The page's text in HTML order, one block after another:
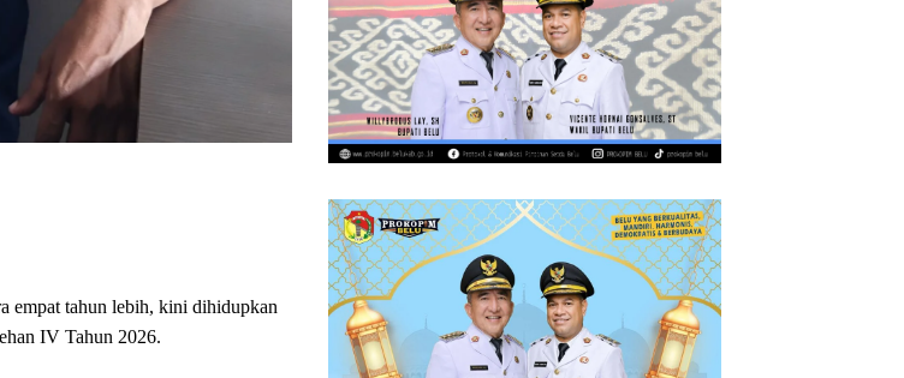
empat tahun lebih, kini dihidupkan
IV Tahun 2026.